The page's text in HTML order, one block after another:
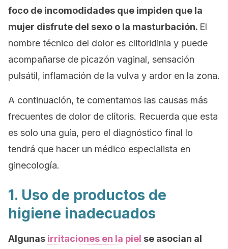
foco de incomodidades que impiden que la
mujer disfrute del sexo o la masturbación. El
nombre técnico del dolor es clitoridinia y puede
acompañarse de picazón vaginal, sensación
pulsátil, inflamación de la vulva y ardor en la zona.
A continuación, te comentamos las causas más
frecuentes de dolor de clítoris. Recuerda que esta
es solo una guía, pero el diagnóstico final lo
tendrá que hacer un médico especialista en
ginecología.
1. Uso de productos de
higiene inadecuados
Algunas irritaciones en la piel se asocian al